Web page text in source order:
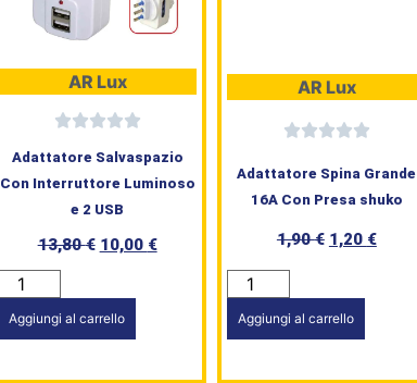
AR Lux
Adattatore Salvaspazio
Con Interruttore Luminoso
e 2 USB
13,80€ 10,00 €
Aggiungi al carrello
AR Lux
Adattatore Spina Grande
16A Con Presa shuko
1,90€ 1,20 €
Aggiungi al carrello